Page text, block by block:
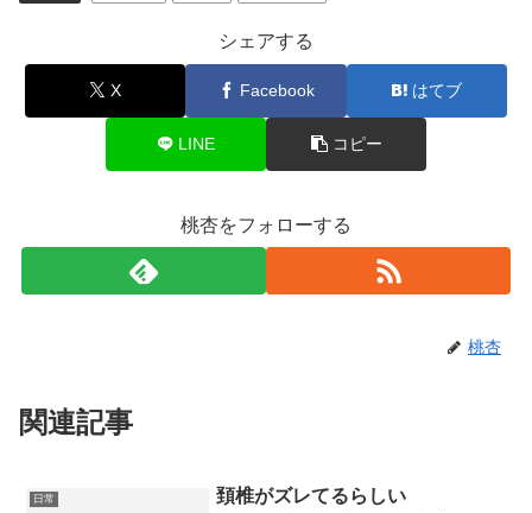
シェアする
X Facebook はてブ
LINE コピー
桃杏をフォローする
桃杏
関連記事
日常 頚椎がズレてるらしい